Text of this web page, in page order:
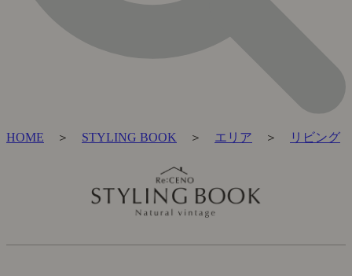
HOME ＞ STYLING BOOK ＞ エリア ＞ リビング